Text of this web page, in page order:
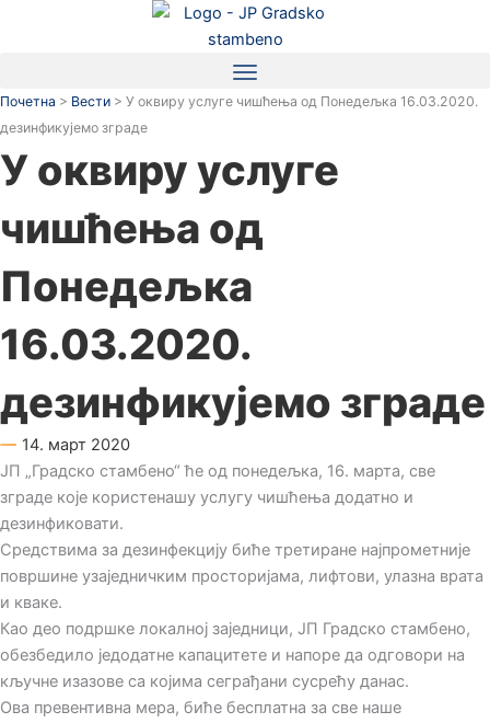
Почетна > Вести > У оквиру услуге чишћења од Понедељка 16.03.2020.
дезинфикујемо зграде
У оквиру услуге
чишћења од
Понедељка
16.03.2020.
дезинфикујемо зграде
14. март 2020
ЈП „Градско стамбено“ ће од понедељка, 16. марта, све
зграде које користенашу услугу чишћења додатно и
дезинфиковати.
Средствима за дезинфекцију биће третиране најпрометније
површине узаједничким просторијама, лифтови, улазна врата
и кваке.
Као део подршке локалној заједници, ЈП Градско стамбено,
обезбедило једодатне капацитете и напоре да одговори на
кључне изазове са којима сеграђани сусрећу данас.
Ова превентивна мера, биће бесплатна за све наше